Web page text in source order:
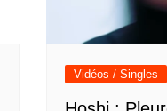
Vidéos / Singles